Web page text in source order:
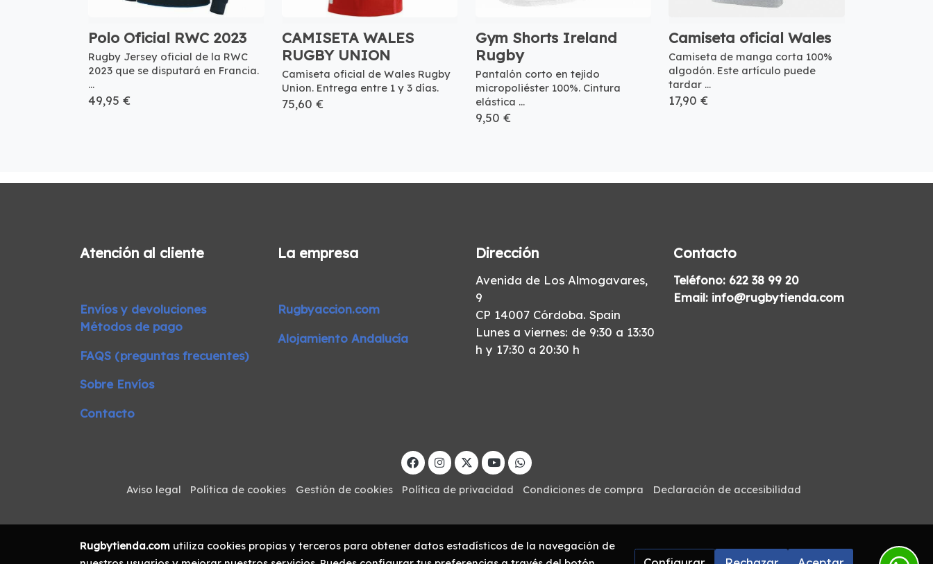
Polo Oficial RWC 2023
Rugby Jersey oficial de la RWC
2023 que se disputará en Francia.
...
49,95 €
CAMISETA WALES
RUGBY UNION
Camiseta oficial de Wales Rugby
Union. Entrega entre 1 y 3 días.
75,60 €
Gym Shorts Ireland
Rugby
Pantalón corto en tejido
micropoliéster 100%. Cintura
elástica ...
9,50 €
Camiseta oficial Wales
Camiseta de manga corta 100%
algodón. Este artículo puede
tardar ...
17,90 €
Atención al cliente
Envíos y devoluciones
Métodos de pago
FAQS (preguntas frecuentes)
Sobre Envíos
Contacto
La empresa
Rugbyaccion.com
Alojamiento Andalucía
Dirección
Avenida de Los Almogavares,
9
CP 14007 Córdoba. Spain
Lunes a viernes: de 9:30 a 13:30
h y 17:30 a 20:30 h
Contacto
Teléfono: 622 38 99 20
Email: info@rugbytienda.com
Aviso legal Política de cookies Gestión de cookies Política de privacidad Condiciones de compra Declaración de accesibilidad
Rugbytienda.comutiliza cookies propias y terceros para obtener datos estadísticos de la navegación de